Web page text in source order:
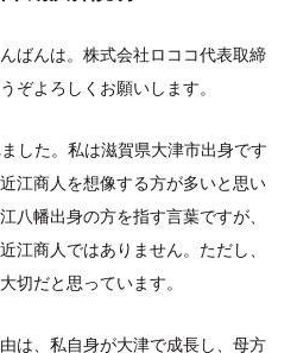
ばんは。株式会社ロココ代表取締
ぞよろしくお願いします。
した。私は滋賀県大津市出身です
江商人を想像する方が多いと思い
八幡出身の方を指す言葉ですが、
江商人ではありません。ただし、
切だと思っています。
は、私自身が大津で成長し、母方